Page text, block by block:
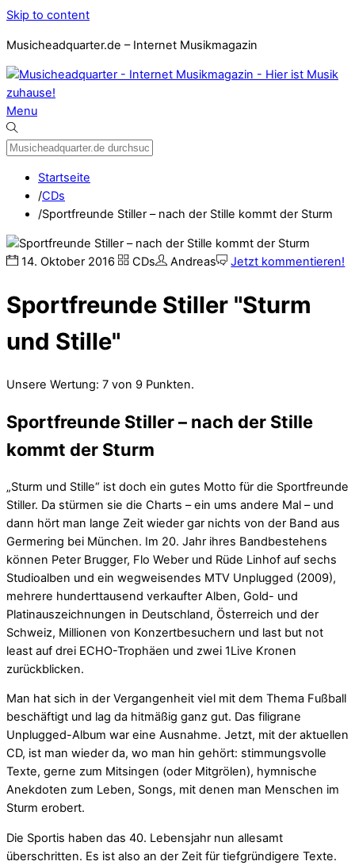
Skip to content
Musicheadquarter.de – Internet Musikmagazin
Menu
Startseite
/CDs
/Sportfreunde Stiller – nach der Stille kommt der Sturm
14. Oktober 2016 CDs Andreas Jetzt kommentieren!
Sportfreunde Stiller "Sturm
und Stille"
Unsere Wertung: 7 von 9 Punkten.
Sportfreunde Stiller – nach der Stille
kommt der Sturm
„Sturm und Stille“ ist doch ein gutes Motto für die Sportfreunde
Stiller. Da stürmen sie die Charts – ein ums andere Mal – und
dann hört man lange Zeit wieder gar nichts von der Band aus
Germering bei München. Im 20. Jahr ihres Bandbestehens
können Peter Brugger, Flo Weber und Rüde Linhof auf sechs
Studioalben und ein wegweisendes MTV Unplugged (2009),
mehrere hunderttausend verkaufter Alben, Gold- und
Platinauszeichnungen in Deutschland, Österreich und der
Schweiz, Millionen von Konzertbesuchern und last but not
least auf drei ECHO-Trophäen und zwei 1Live Kronen
zurückblicken.
Man hat sich in der Vergangenheit viel mit dem Thema Fußball
beschäftigt und lag da hitmäßig ganz gut. Das filigrane
Unplugged-Album war eine Ausnahme. Jetzt, mit der aktuellen
CD, ist man wieder da, wo man hin gehört: stimmungsvolle
Texte, gerne zum Mitsingen (oder Mitgrölen), hymnische
Anekdoten zum Leben, Songs, mit denen man Menschen im
Sturm erobert.
Die Sportis haben das 40. Lebensjahr nun allesamt
überschritten. Es ist also an der Zeit für tiefgründigere Texte.